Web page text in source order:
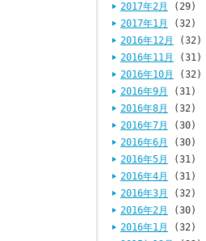
2017年2月
(29)
2017年1月
(32)
2016年12月
(32)
2016年11月
(31)
2016年10月
(32)
2016年9月
(31)
2016年8月
(32)
2016年7月
(30)
2016年6月
(30)
2016年5月
(31)
2016年4月
(31)
2016年3月
(32)
2016年2月
(30)
2016年1月
(32)